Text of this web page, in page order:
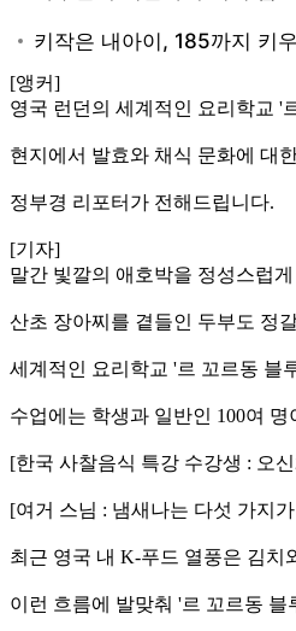
[앵커]
영국 런던의 세계적인 요리학교 '
현지에서 발효와 채식 문화에 대
정부경 리포터가 전해드립니다.
[기자]
말간 빛깔의 애호박을 정성스럽
산초 장아찌를 곁들인 두부도 정
세계적인 요리학교 '르 꼬르동 블
수업에는 학생과 일반인 100여
[한국 사찰음식 특강 수강생 : 오
[여거 스님 : 냄새나는 다섯 가지
최근 영국 내 K-푸드 열풍은 김치
이런 흐름에 발맞춰 '르 꼬르동